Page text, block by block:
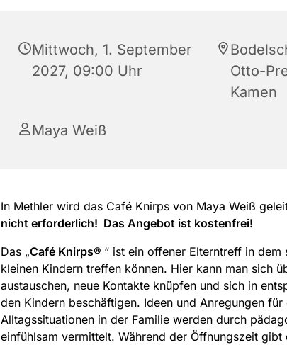
Mittwoch, 1. September
2027, 09:00 Uhr
Otto-
Kamen
Maya Weiß
In Methler wird das Café Knirps von Maya Weiß
nicht erforderlich! Das Angebot ist kostenfrei!
Das „Café Knirps® “ ist ein offener Elterntreff in dem
kleinen Kindern treffen können. Hier kann man sich
austauschen, neue Kontakte knüpfen und sich in
den Kindern beschäftigen. Ideen und Anregungen
Alltagssituationen in der Familie werden durch
einfühlsam vermittelt. Während der Öffnungszeit gibt